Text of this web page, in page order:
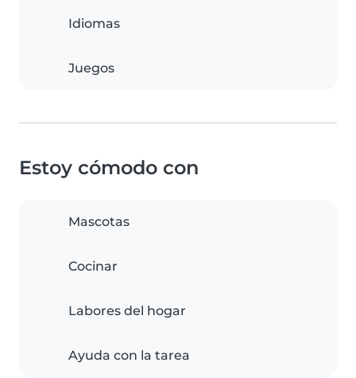
Idiomas
Juegos
Estoy cómodo con
Mascotas
Cocinar
Labores del hogar
Ayuda con la tarea